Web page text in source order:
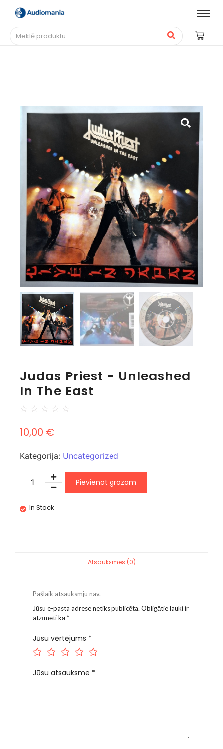
Judas Priest - Unleashed
In The East
☆ ☆ ☆ ☆ ☆
10,00 €
Kategorija: Uncategorized
Pievienot grozam
In Stock
Atsauksmes (0)
Pašlaik atsauksmju nav.
Jūsu e-pasta adrese netiks publicēta. Obligātie lauki ir
atzīmēti kā*
Jūsu vērtējums *
Jūsu atsauksme *